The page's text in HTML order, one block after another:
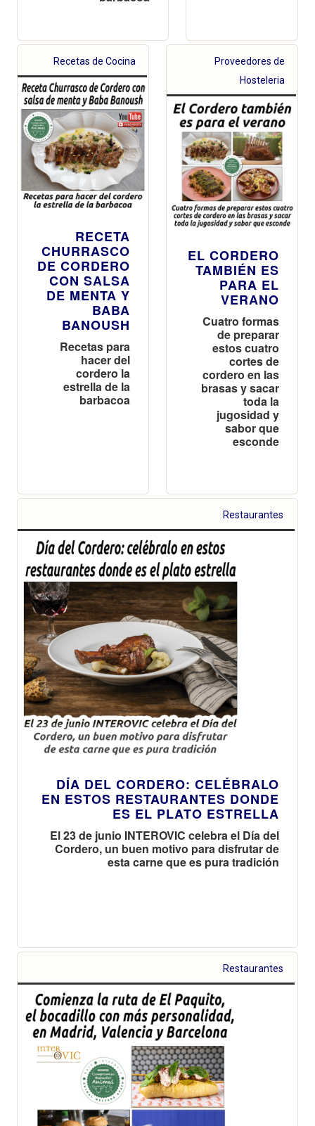
Recetas de Cocina
RECETA
CHURRASCO
DE CORDERO
CON SALSA
DE MENTA Y
BABA
BANOUSH
Recetas para
hacer del
cordero la
estrella de la
barbacoa
Proveedores de
Hosteleria
EL CORDERO
TAMBIÉN ES
PARA EL
VERANO
Cuatro formas
de preparar
estos cuatro
cortes de
cordero en las
brasas y sacar
toda la
jugosidad y
sabor que
esconde
Restaurantes
DÍA DEL CORDERO: CELÉBRALO
EN ESTOS RESTAURANTES DONDE
ES EL PLATO ESTRELLA
El 23 de junio INTEROVIC celebra el Día del
Cordero, un buen motivo para disfrutar de
esta carne que es pura tradición
Restaurantes